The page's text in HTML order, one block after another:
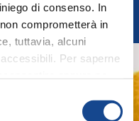
di consenso. In
comprometterà in
tuttavia, alcuni
Per saperne
Manufacturers
for Agricultural